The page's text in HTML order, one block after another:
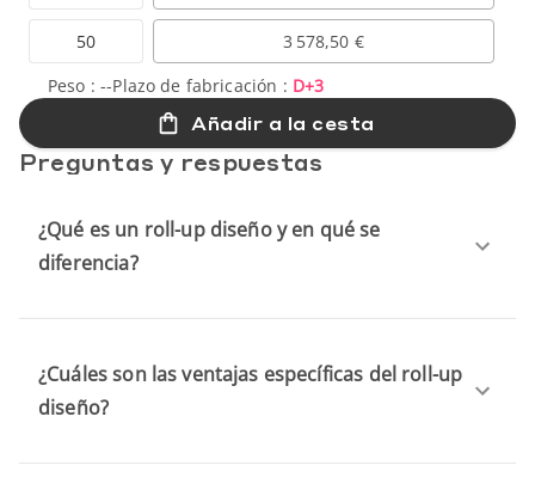
50
3 578,50 €
Peso :--Plazo de fabricación : D+3
Añadir a la cesta
Preguntas y respuestas
¿Qué es un roll-up diseño y en qué se
diferencia?
¿Cuáles son las ventajas específicas del roll-up
diseño?